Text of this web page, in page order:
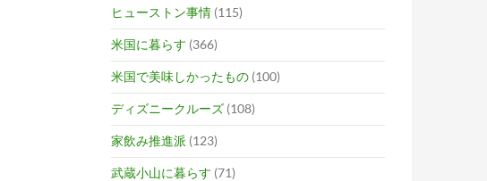
ヒューストン事情 (115)
米国に暮らす (366)
米国で美味しかったもの (100)
ディズニークルーズ (108)
家飲み推進派 (123)
武蔵小山に暮らす (71)